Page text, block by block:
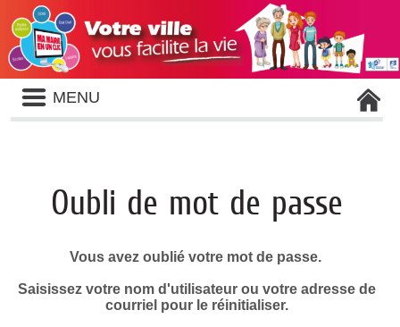
Liste
des
avertissements
MENU
Oubli de mot de passe
Vous avez oublié votre mot de passe.
Saisissez votre nom d'utilisateur ou votre adresse de
courriel pour le réinitialiser.